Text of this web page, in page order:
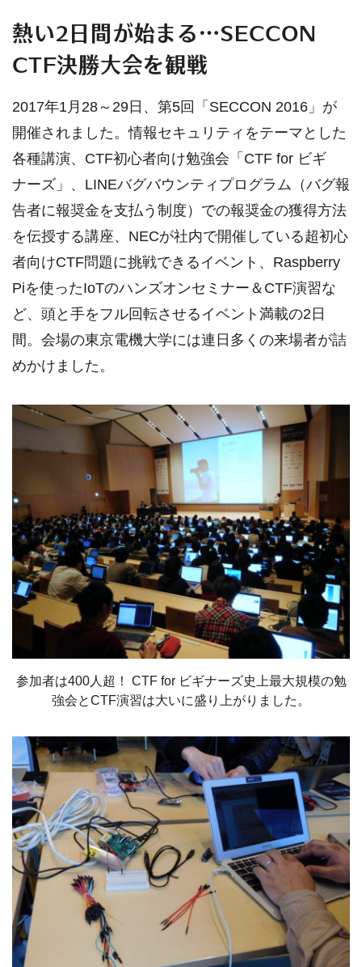
熱い2日間が始まる…SECCON
CTF決勝大会を観戦
2017年1月28～29日、第5回「SECCON 2016」が
開催されました。情報セキュリティをテーマとした
各種講演、CTF初心者向け勉強会「CTF for ビギ
ナーズ」、LINEバグバウンティプログラム（バグ報
告者に報奨金を支払う制度）での報奨金の獲得方法
を伝授する講座、NECが社内で開催している超初心
者向けCTF問題に挑戦できるイベント、Raspberry
Piを使ったIoTのハンズオンセミナー＆CTF演習な
ど、頭と手をフル回転させるイベント満載の2日
間。会場の東京電機大学には連日多くの来場者が詰
めかけました。
参加者は400人超！ CTF for ビギナーズ史上最大規模の勉
強会とCTF演習は大いに盛り上がりました。